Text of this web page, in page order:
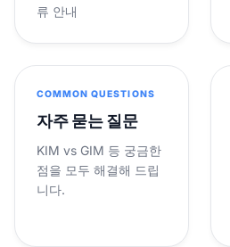
류 안내
COMMON QUESTIONS
자주 묻는 질문
KIM vs GIM 등 궁금한
점을 모두 해결해 드립
니다.